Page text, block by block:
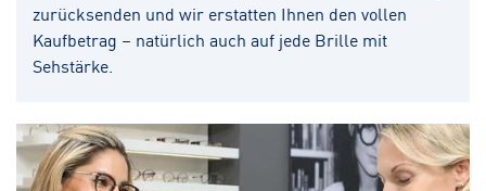
zurücksenden und wir erstatten Ihnen den vollen
Kaufbetrag – natürlich auch auf jede Brille mit
Sehstärke.